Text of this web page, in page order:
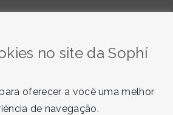
no site da Sophí
oferecer a você uma melhor
de navegação.